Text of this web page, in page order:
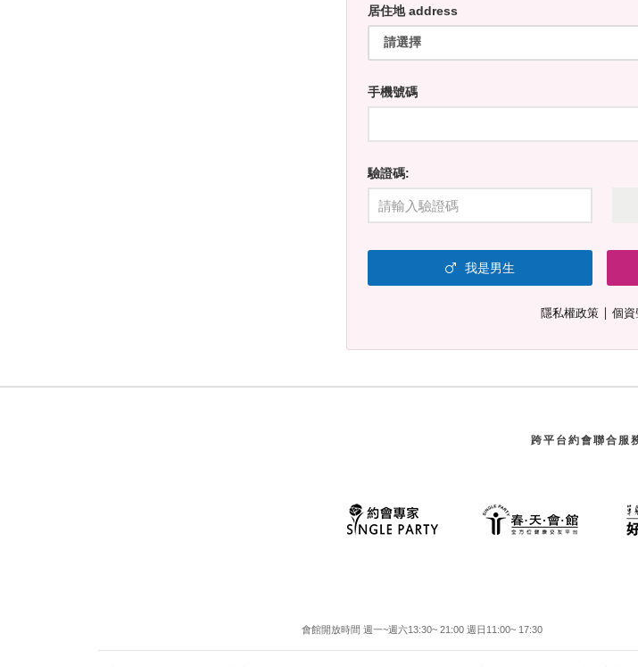
居住地 address
手機號碼
驗證碼:
我是男生
隱私權政策∣ 個資
跨平台約會聯合服
會館開放時間 週一~週六13:30~ 21:00 週日11:00~ 17:30